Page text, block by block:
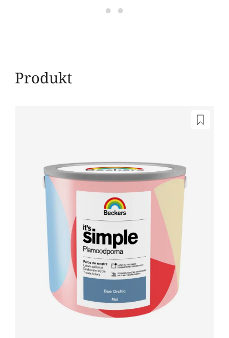
Produkt